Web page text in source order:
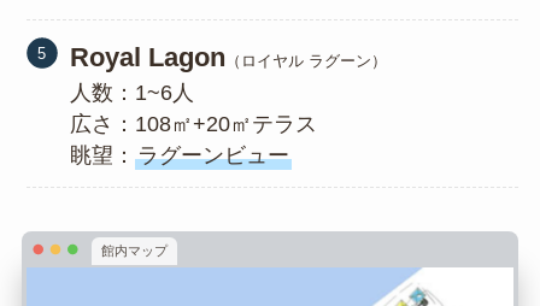
Royal Lagon （ロイヤル ラグーン）
人数：1~6人
広さ：108㎡+20㎡テラス
眺望：ラグーンビュー
館内マップ